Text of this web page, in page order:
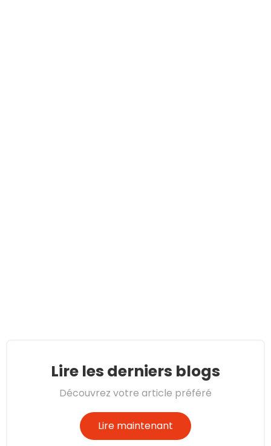
Lire les derniers blogs
Découvrez votre article préféré
Lire maintenant